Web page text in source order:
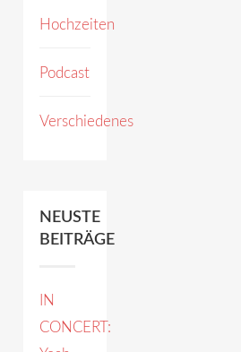
Hochzeiten
Podcast
Verschiedenes
NEUSTE
BEITRÄGE
IN
CONCERT: